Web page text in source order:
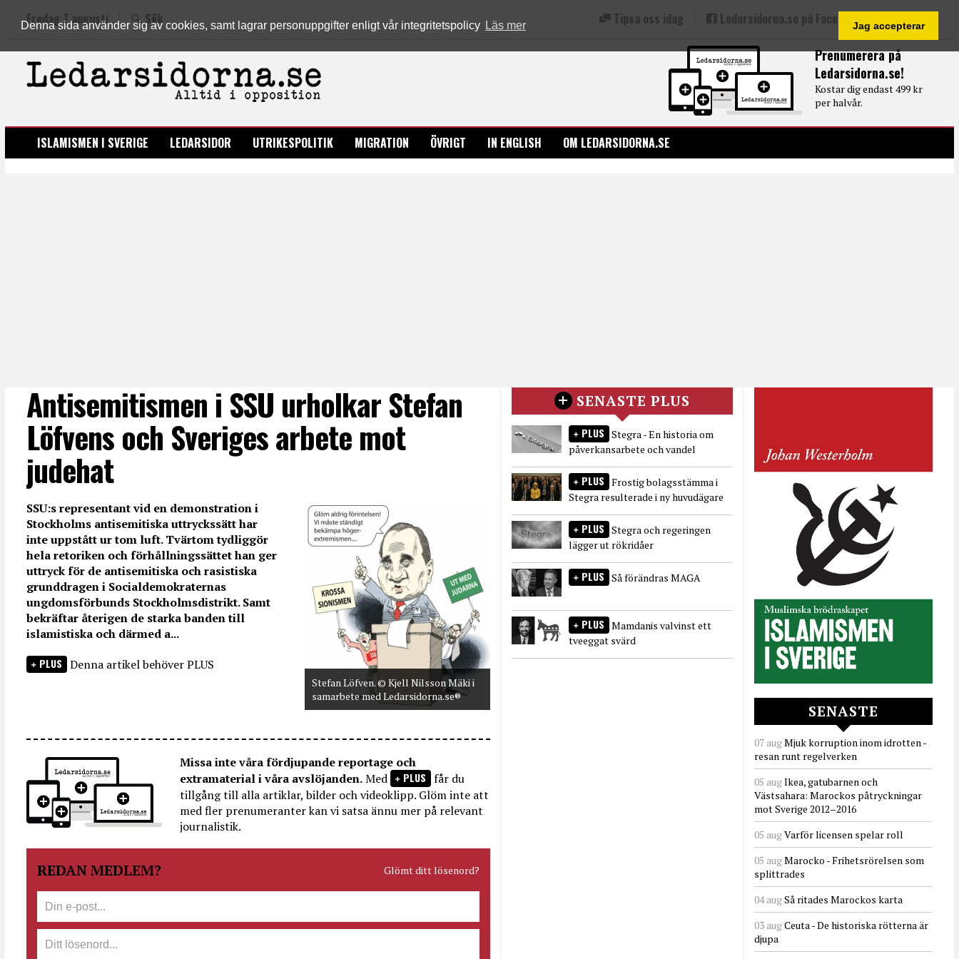
Denna sida använder sig av cookies, samt lagrar personuppgifter enligt vår integritetspolicy Läs mer Jag accepterar
Prenumerera på
Ledarsidorna.se!
Kostar dig endast 499 kr
per halvår.
Fredag 7 augusti Sök Tipsa oss idag Ledarsidorna.se på Facebook
LEDARSIDORNA.SE
ISLAMISMEN I SVERIGE LEDARSIDOR UTRIKESPOLITIK MIGRATION ÖVRIGT IN ENGLISH OM LEDARSIDORNA.SE
Antisemitismen i SSU urholkar Stefan
Löfvens och Sveriges arbete mot
judehat
Stefan Löfven. © Kjell Nilsson Mäki i
samarbete med Ledarsidorna.se®
SSU:s representant vid en demonstration i
Stockholms antisemitiska uttryckssätt har
inte uppstått ur tom luft. Tvärtom tydliggör
hela retoriken och förhållningssättet han ger
uttryck för de antisemitiska och rasistiska
grunddragen i Socialdemokraternas
ungdomsförbunds Stockholmsdistrikt. Samt
bekräftar återigen de starka banden till
islamistiska och därmed a...
PLUS Denna artikel behöver PLUS
Missa inte våra fördjupande reportage och
extramaterial i våra avslöjanden.Med PLUS får du
tillgång till alla artiklar, bilder och videoklipp. Glöm inte att
med fler prenumeranter kan vi satsa ännu mer på relevant
journalistik.
REDAN MEDLEM? Glömt ditt lösenord?
SENASTE PLUS
PLUS Stegra - En historia om
påverkansarbete och vandel
PLUS Frostig bolagsstämma i
Stegra resulterade i ny huvudägare
PLUS Stegra och regeringen
lägger ut rökridåer
PLUS Så förändras MAGA
PLUS Mamdanis valvinst ett
tveeggat svärd
SENASTE
07 augMjuk korruption inom idrotten -
resan runt regelverken
05 augIkea, gatubarnen och
Västsahara: Marockos påtryckningar
mot Sverige 2012–2016
05 augVarför licensen spelar roll
05 augMarocko - Frihetsrörelsen som
splittrades
04 augSå ritades Marockos karta
03 augCeuta - De historiska rötterna är
djupa